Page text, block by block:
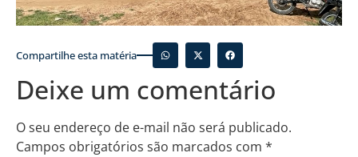
Compartilhe esta matéria
Deixe um comentário
O seu endereço de e-mail não será publicado.
Campos obrigatórios são marcados com *